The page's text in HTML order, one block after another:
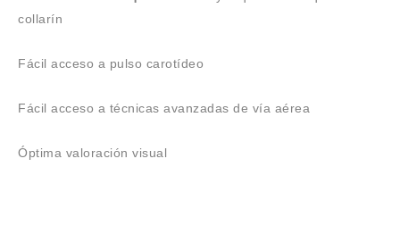
collarín
Fácil acceso a pulso carotídeo
Fácil acceso a técnicas avanzadas de vía aérea
Óptima valoración visual